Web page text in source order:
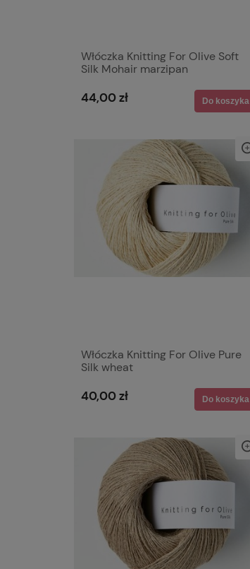
Włóczka Knitting For Olive Soft
Silk Mohair marzipan
44,00 zł Do koszyka
Włóczka Knitting For Olive Pure
Silk wheat
40,00 zł Do koszyka